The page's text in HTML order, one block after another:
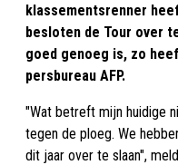
klassementsrenner
besloten de Tour over
goed genoeg is, zo
persbureau AFP.
"Wat betreft mijn huidige
tegen de ploeg. We
dit jaar over te slaan",